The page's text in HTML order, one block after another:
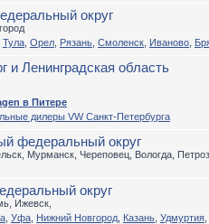
округ
Тула Орел Рязань Смоленск Иваново
и Ленинградская область
в Питере
дилеры VW Санкт-Петербурга
федеральный округ
Мурманск, Череповец, Вологда,
округ
Ижевск,
Уфа Нижний Новгород Казань Удмуртия